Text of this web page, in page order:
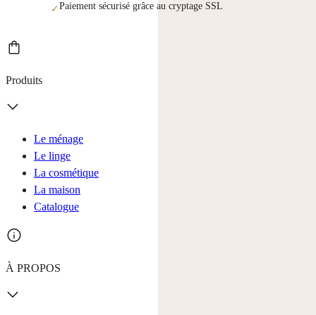
✓Paiement sécurisé grâce au cryptage SSL
Produits
Le ménage
Le linge
La cosmétique
La maison
Catalogue
À PROPOS